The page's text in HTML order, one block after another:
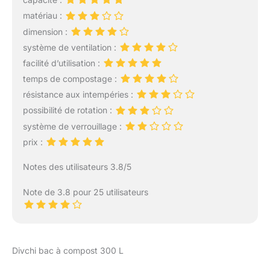
restant discret dans
votre jardin, pour une
intégration parfaite
Système thermique
intelligent: Sa couleur
noire permet un
développement
thermique optimal à
l'intérieur pendant
surface du composteur
décomposition naturelle
matériau :
dimension :
système de ventilation :
facilité d’utilisation :
temps de compostage :
résistance aux intempéries :
possibilité de rotation :
système de verrouillage :
prix :
Notes des utilisateurs 3.8/5
Note de 3.8 pour 25 utilisateurs
Divchi bac à compost 300 L